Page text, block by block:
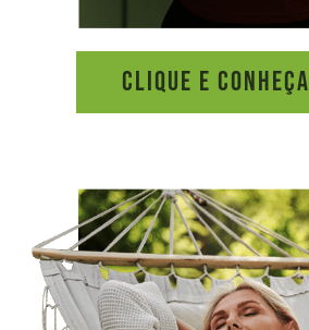
CLIQUE E CONHEÇA